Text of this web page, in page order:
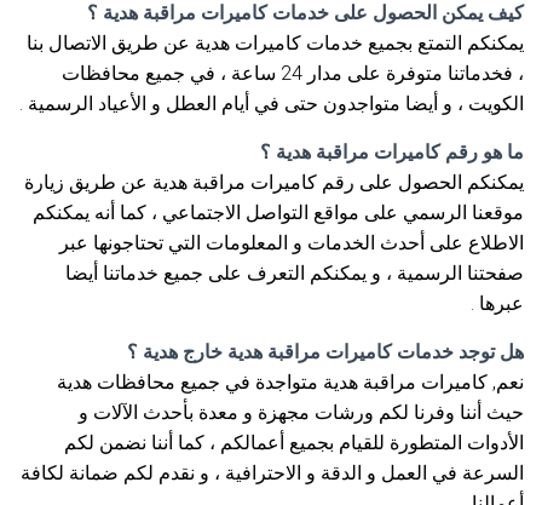
كيف يمكن الحصول على خدمات كاميرات مراقبة هدية ؟
يمكنكم التمتع بجميع خدمات كاميرات هدية عن طريق الاتصال بنا
، فخدماتنا متوفرة على مدار 24 ساعة ، في جميع محافظات
الكويت ، و أيضا متواجدون حتى في أيام العطل و الأعياد الرسمية .
ما هو رقم كاميرات مراقبة هدية ؟
يمكنكم الحصول على رقم كاميرات مراقبة هدية عن طريق زيارة
موقعنا الرسمي على مواقع التواصل الاجتماعي ، كما أنه يمكنكم
الاطلاع على أحدث الخدمات و المعلومات التي تحتاجونها عبر
صفحتنا الرسمية ، و يمكنكم التعرف على جميع خدماتنا أيضا
عبرها .
هل توجد خدمات كاميرات مراقبة هدية خارج هدية ؟
نعم, كاميرات مراقبة هدية متواجدة في جميع محافظات هدية
حيث أننا وفرنا لكم ورشات مجهزة و معدة بأحدث الآلات و
الأدوات المتطورة للقيام بجميع أعمالكم ، كما أننا نضمن لكم
السرعة في العمل و الدقة و الاحترافية ، و نقدم لكم ضمانة لكافة